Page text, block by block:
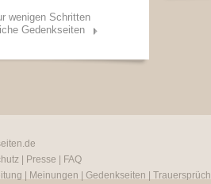
wenigen Schritten
Gedenkseiten
Presse
FAQ
Meinungen Gedenkseiten